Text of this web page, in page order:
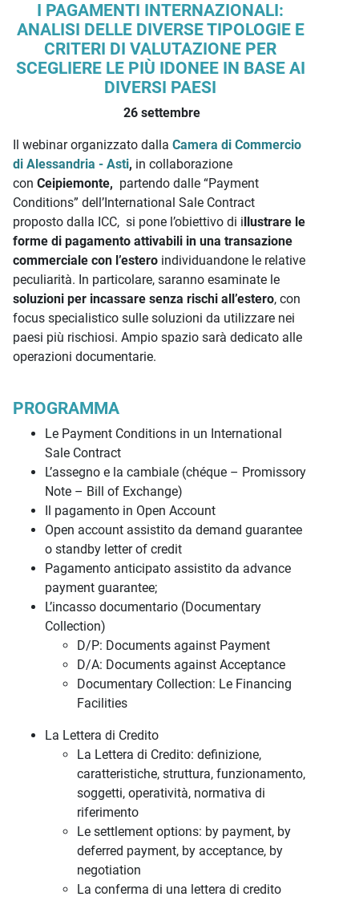
I PAGAMENTI INTERNAZIONALI:
ANALISI DELLE DIVERSE TIPOLOGIE E
CRITERI DI VALUTAZIONE PER
SCEGLIERE LE PIÙ IDONEE IN BASE AI
DIVERSI PAESI
26 settembre
Il webinar organizzato dalla Camera di Commercio
di Alessandria - Asti, in collaborazione
con Ceipiemonte, partendo dalle “Payment
Conditions” dell’International Sale Contract
proposto dalla ICC, si pone l’obiettivo di illustrare le
forme di pagamento attivabili in una transazione
commerciale con l’estero individuandone le relative
peculiarità. In particolare, saranno esaminate le
soluzioni per incassare senza rischi all’estero, con
focus specialistico sulle soluzioni da utilizzare nei
paesi più rischiosi. Ampio spazio sarà dedicato alle
operazioni documentarie.
PROGRAMMA
Le Payment Conditions in un International
Sale Contract
L’assegno e la cambiale (chéque – Promissory
Note – Bill of Exchange)
Il pagamento in Open Account
Open account assistito da demand guarantee
o standby letter of credit
Pagamento anticipato assistito da advance
payment guarantee;
L’incasso documentario (Documentary
Collection)
D/P: Documents against Payment
D/A: Documents against Acceptance
Documentary Collection: Le Financing
Facilities
La Lettera di Credito
La Lettera di Credito: definizione,
caratteristiche, struttura, funzionamento,
soggetti, operatività, normativa di
riferimento
Le settlement options: by payment, by
deferred payment, by acceptance, by
negotiation
La conferma di una lettera di credito